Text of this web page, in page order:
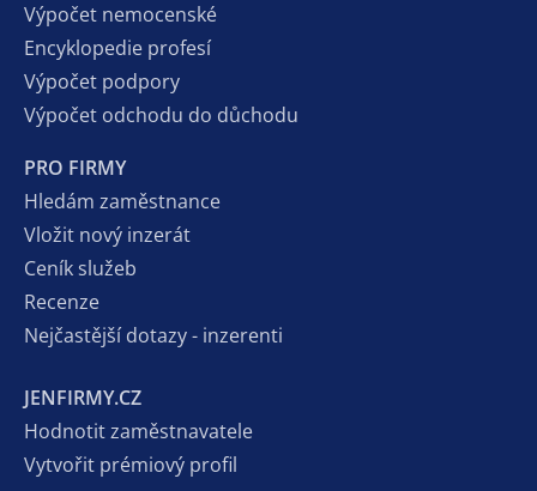
Výpočet nemocenské
Encyklopedie profesí
Výpočet podpory
Výpočet odchodu do důchodu
PRO FIRMY
Hledám zaměstnance
Vložit nový inzerát
Ceník služeb
Recenze
Nejčastější dotazy - inzerenti
JENFIRMY.CZ
Hodnotit zaměstnavatele
Vytvořit prémiový profil